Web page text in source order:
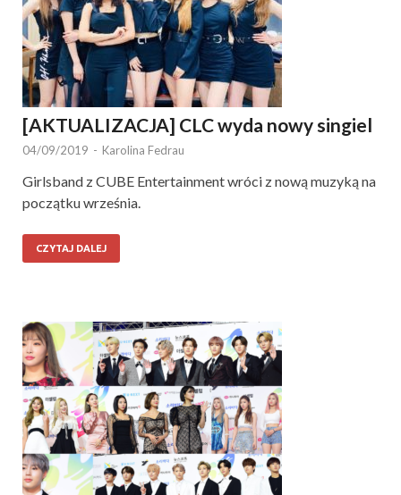
[AKTUALIZACJA] CLC wyda nowy singiel
04/09/2019 - Karolina Fedrau
Girlsband z CUBE Entertainment wróci z nową muzyką na
początku września.
CZYTAJ DALEJ